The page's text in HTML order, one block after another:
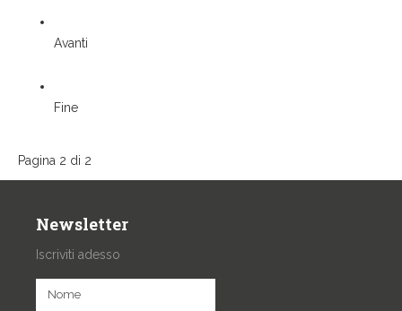
Avanti
Fine
Pagina 2 di 2
Newsletter
Iscriviti adesso